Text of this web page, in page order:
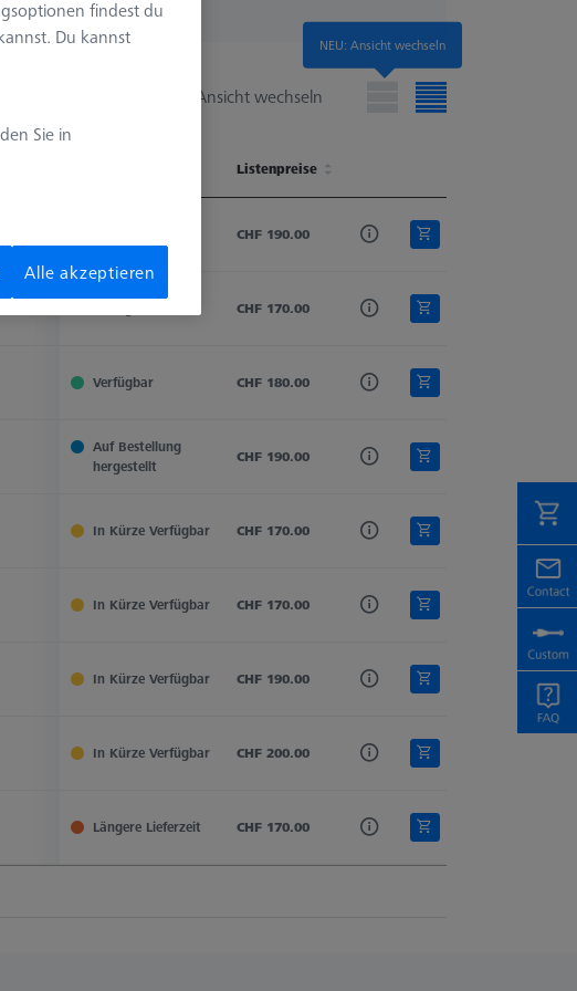
Ansicht wechseln
Schaftmaterial
Listenpreise
Hartmetall
CHF 190.00
Hartmetall
CHF 170.00
Rubin Hartmetall
Verfügbar CHF 180.00
Rubin Hartmetall
Auf Bestellung
hergestellt
CHF 190.00
Rubin Hartmetall
In Kürze Verfügbar CHF 170.00
Rubin Hartmetall
In Kürze Verfügbar CHF 170.00
Rubin Hartmetall
In Kürze Verfügbar CHF 190.00
Rubin Hartmetall
In Kürze Verfügbar CHF 200.00
Rubin Hartmetall
Längere Lieferzeit CHF 170.00
NEU: Ansicht wechseln
findest du
Du kannst
Sie in
Alle akzeptieren